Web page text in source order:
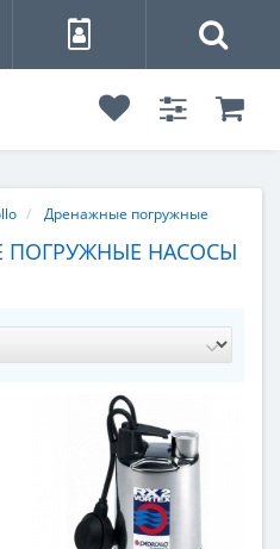
Дренажные погружные
ПОГРУЖНЫЕ НАСОСЫ